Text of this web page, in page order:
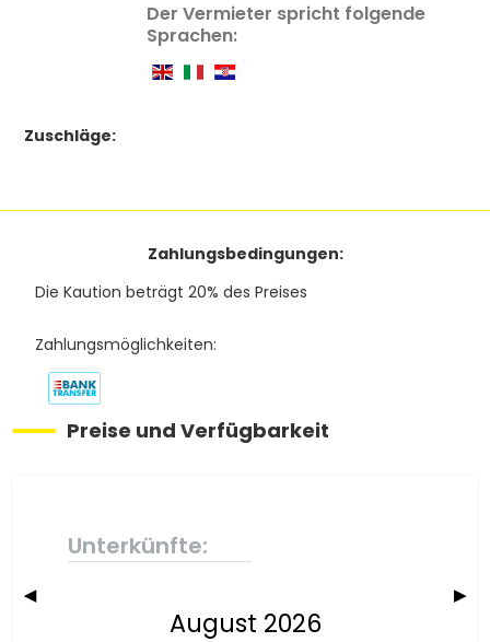
Der Vermieter spricht folgende
Sprachen:
Zuschläge:
Zahlungsbedingungen:
Die Kaution beträgt 20% des Preises
Zahlungsmöglichkeiten:
Preise und Verfügbarkeit
Unterkünfte:
◀ ▶
August 2026